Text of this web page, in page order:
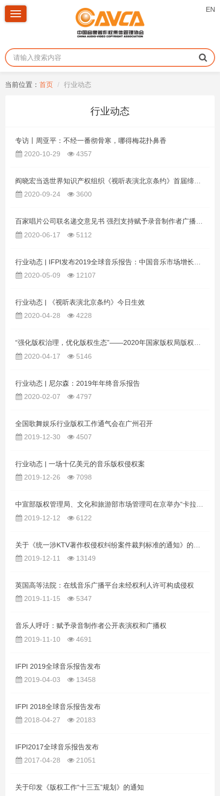
EN
Toggle
当前位置： 首页 行业动态
行业动态
专访丨周亚平：不经一番彻骨寒，哪得梅花扑鼻香
2020-10-29
4357
2020-09-24
3600
百家唱片公司联名递交意见书 强烈支持赋予录音制作者广播权和公开表演权
2020-06-17
5112
2020-05-09
12107
行业动态 | 《视听表演北京条约》今日生效
2020-04-28
4228
“强化版权治理，优化版权生态”——2020年国家版权局版权宣传活动来了！
2020-04-17
5146
行业动态 | 尼尔森：2019年年终音乐报告
2020-02-07
4797
全国歌舞娱乐行业版权工作通气会在广州召开
2019-12-30
4507
行业动态 | 一场十亿美元的音乐版权侵权案
2019-12-26
7098
中宣部版权管理局、文化和旅游部市场管理司在京举办“卡拉OK领域版权工作座谈会”—— 加强版权保护，推动卡拉OK领域健康有序发展
2019-12-12
6122
2019-12-11
13149
英国高等法院：在线音乐广播平台未经权利人许可构成侵权
2019-11-15
5347
音乐人呼吁：赋予录音制作者公开表演权和广播权
2019-11-10
4691
IFPI 2019全球音乐报告发布
2019-04-03
13458
IFPI 2018全球音乐报告发布
2018-04-27
20183
IFPI2017全球音乐报告发布
2017-04-28
21051
关于印发《版权工作“十三五”规划》的通知